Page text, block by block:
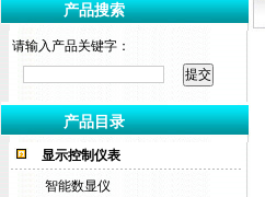
产品搜索
请输入产品关键字：
产品目录
显示控制仪表
智能数显仪